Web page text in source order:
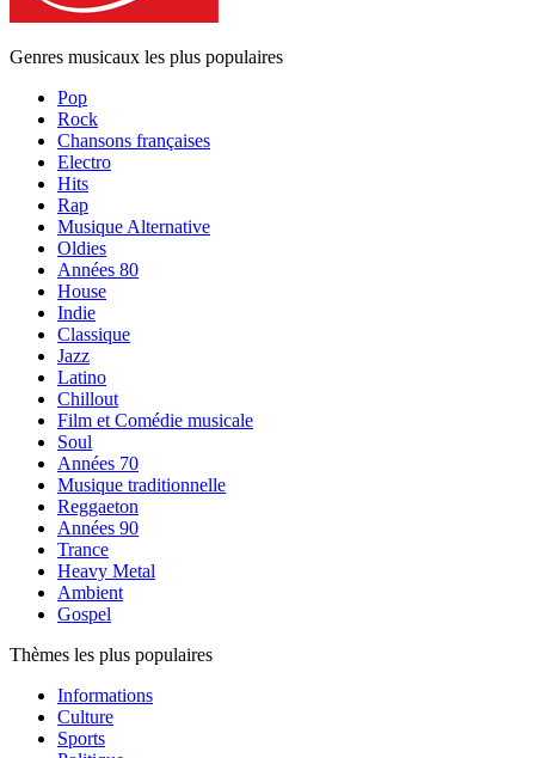
Genres musicaux les plus populaires
Pop
Rock
Chansons françaises
Electro
Hits
Rap
Musique Alternative
Oldies
Années 80
House
Indie
Classique
Jazz
Latino
Chillout
Film et Comédie musicale
Soul
Années 70
Musique traditionnelle
Reggaeton
Années 90
Trance
Heavy Metal
Ambient
Gospel
Thèmes les plus populaires
Informations
Culture
Sports